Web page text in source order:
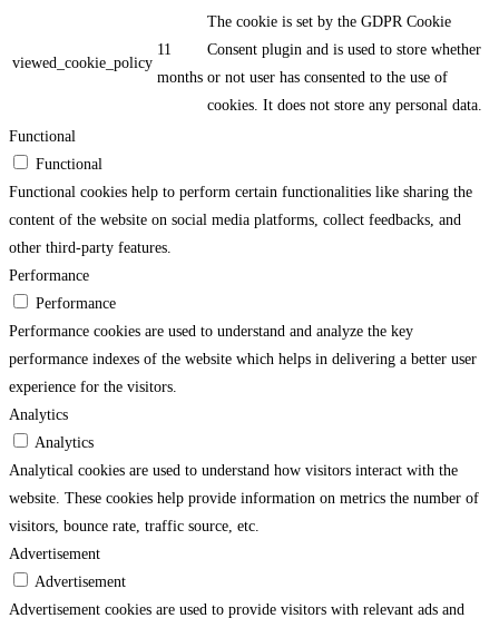
viewed_cookie_policy
11
months
The cookie is set by the GDPR Cookie
Consent plugin and is used to store whether
or not user has consented to the use of
cookies. It does not store any personal data.
Functional
Functional
Functional cookies help to perform certain functionalities like sharing the
content of the website on social media platforms, collect feedbacks, and
other third-party features.
Performance
Performance
Performance cookies are used to understand and analyze the key
performance indexes of the website which helps in delivering a better user
experience for the visitors.
Analytics
Analytics
Analytical cookies are used to understand how visitors interact with the
website. These cookies help provide information on metrics the number of
visitors, bounce rate, traffic source, etc.
Advertisement
Advertisement
Advertisement cookies are used to provide visitors with relevant ads and